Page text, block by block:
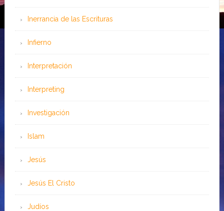
Inerrancia de las Escrituras
Infierno
Interpretación
Interpreting
Investigación
Islam
Jesús
Jesús El Cristo
Judíos